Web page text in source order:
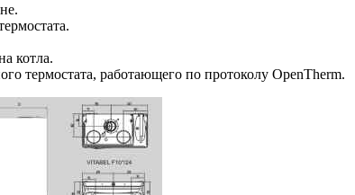
котла.
термостата, работающего по протоколу OpenTherm.